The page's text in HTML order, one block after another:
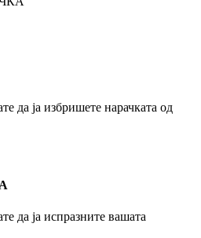
да ја избришете нарачката од
да ја испразните вашата